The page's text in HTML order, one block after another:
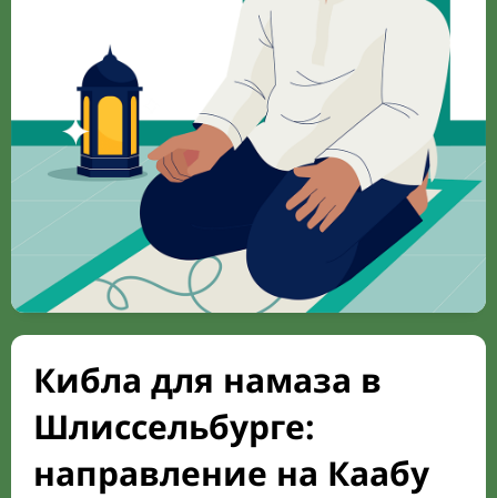
Кибла для намаза в
Шлиссельбурге:
направление на Каабу